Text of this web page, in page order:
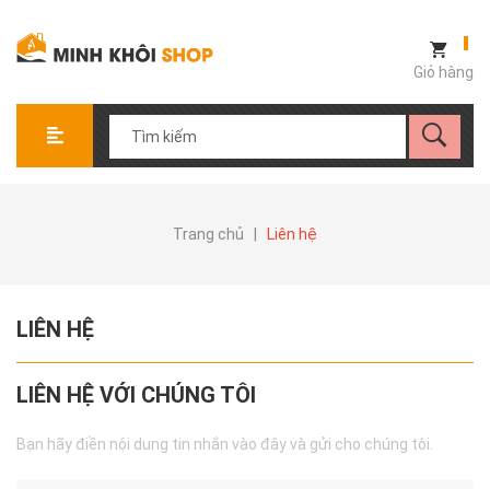
Giỏ hàng
Trang chủ Liên hệ
LIÊN HỆ
LIÊN HỆ VỚI CHÚNG TÔI
Bạn hãy điền nội dung tin nhắn vào đây và gửi cho chúng tôi.